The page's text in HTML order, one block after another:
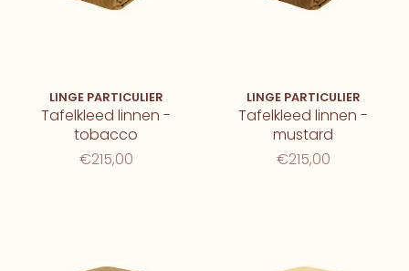
LINGE PARTICULIER
Tafelkleed linnen -
tobacco
€215,00
LINGE PARTICULIER
Tafelkleed linnen -
mustard
€215,00